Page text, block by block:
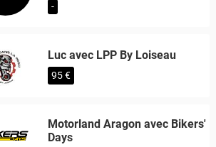
-
Luc avec LPP By Loiseau
95 €
Motorland Aragon avec Bikers'
Days